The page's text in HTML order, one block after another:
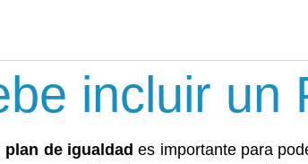
incluir un
plan de igualdad es importante para